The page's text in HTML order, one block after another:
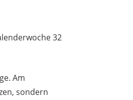
32
Am
sondern